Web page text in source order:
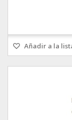
Añadir a la